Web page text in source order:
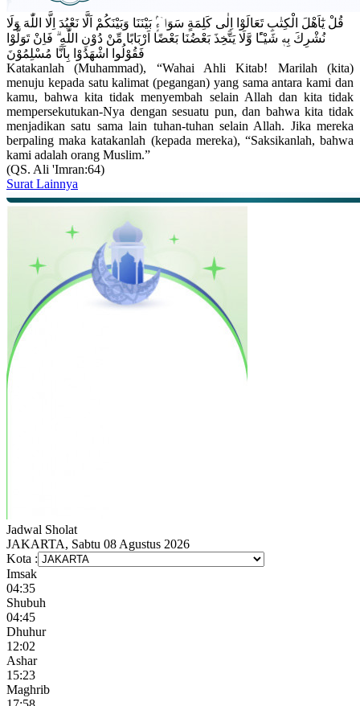
قُلْ يٰٓاَهْلَ الْكِتٰبِ تَعَالَوْا اِلٰى كَلِمَةٍ سَوَاۤءٍۢ بَيْنَنَا وَبَيْنَكُمْ اَلَّا نَعْبُدَ اِلَّا اللّٰهَ وَلَا
نُشْرِكَ بِهٖ شَيْـًٔا وَّلَا يَتَّخِذَ بَعْضُنَا بَعْضًا اَرْبَابًا مِّنْ دُوْنِ اللّٰهِ ۗ فَاِنْ تَوَلَّوْا
فَقُوْلُوا اشْهَدُوْا بِاَنَّا مُسْلِمُوْنَ
Katakanlah (Muhammad), “Wahai Ahli Kitab! Marilah (kita)
menuju kepada satu kalimat (pegangan) yang sama antara kami dan
kamu, bahwa kita tidak menyembah selain Allah dan kita tidak
mempersekutukan-Nya dengan sesuatu pun, dan bahwa kita tidak
menjadikan satu sama lain tuhan-tuhan selain Allah. Jika mereka
berpaling maka katakanlah (kepada mereka), “Saksikanlah, bahwa
kami adalah orang Muslim.”
(QS. Ali 'Imran:64)
Surat Lainnya
Jadwal Sholat
JAKARTA, Sabtu 08 Agustus 2026
Kota :
Imsak
04:35
Shubuh
04:45
Dhuhur
12:02
Ashar
15:23
Maghrib